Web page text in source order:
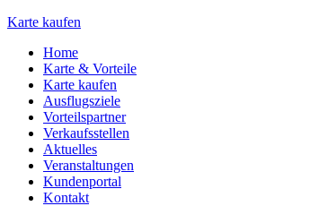
Karte kaufen
Home
Karte & Vorteile
Karte kaufen
Ausflugsziele
Vorteilspartner
Verkaufsstellen
Aktuelles
Veranstaltungen
Kundenportal
Kontakt